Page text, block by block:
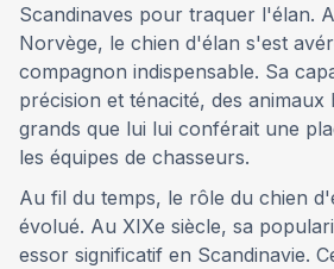
Scandinaves pour traquer l'élan.
Norvège, le chien d'élan s'est
compagnon indispensable. Sa
précision et ténacité, des
grands que lui lui conférait une
les équipes de chasseurs.
Au fil du temps, le rôle du chien
évolué. Au XIXe siècle, sa
essor significatif en Scandinavie.